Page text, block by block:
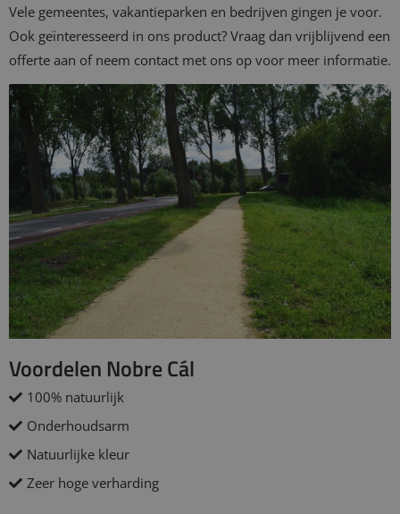
Vele gemeentes, vakantieparken en bedrijven gingen je voor.
Ook geïnteresseerd in ons product? Vraag dan vrijblijvend een
offerte aan of neem contact met ons op voor meer informatie.
Voordelen Nobre Cál
100% natuurlijk
Onderhoudsarm
Natuurlijke kleur
Zeer hoge verharding